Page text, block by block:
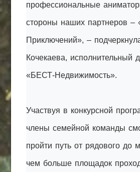
профессиональные
стороны наших партнеров –
Приключений», –
Кочекаева, исполнительный
«БЕСТ-Недвижимость».
Участвуя в конкурсной
члены семейной команды
пройти путь от рядового до
чем больше площадок